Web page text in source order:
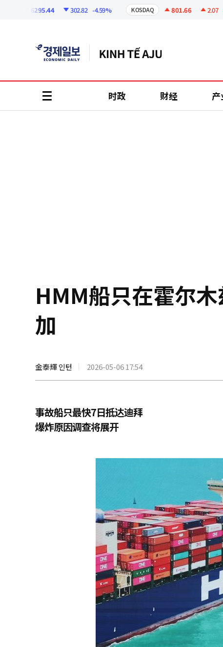
6295.44 302.82 -4.59% KOSDAQ 801.66 2.07
时政 财经
HMM船只在霍尔
加
金泰輝 인턴 2026-05-06 17:54
事故船只最快7日抵达迪拜
爆炸原因调查将展开